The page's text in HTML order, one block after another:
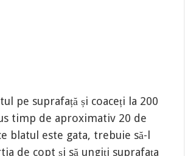
pe suprafață și coaceți la 200
timp de aproximativ 20 de
blatul este gata, trebuie să-l
de copt și să ungiți suprafața